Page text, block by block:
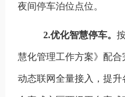
夜间停车泊位点位。
2.优化智慧停车。
慧化管理工作方案》配合
动态联网全量接入，提